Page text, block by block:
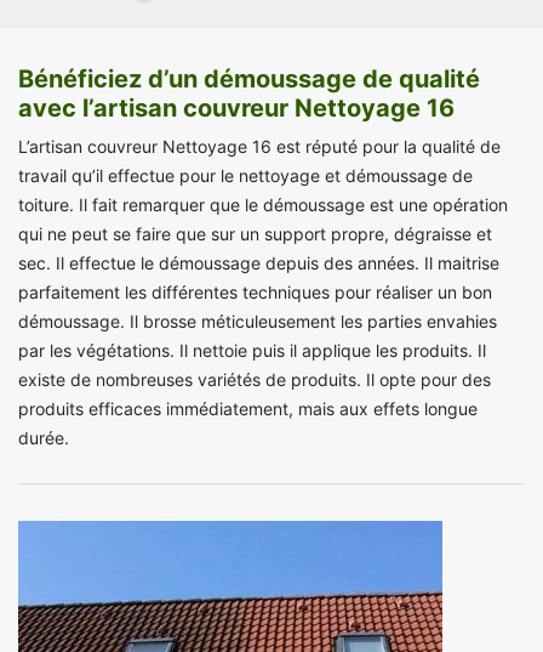
Bénéficiez d’un démoussage de qualité
avec l’artisan couvreur Nettoyage 16
L’artisan couvreur Nettoyage 16 est réputé pour la qualité de
travail qu’il effectue pour le nettoyage et démoussage de
toiture. Il fait remarquer que le démoussage est une opération
qui ne peut se faire que sur un support propre, dégraisse et
sec. Il effectue le démoussage depuis des années. Il maitrise
parfaitement les différentes techniques pour réaliser un bon
démoussage. Il brosse méticuleusement les parties envahies
par les végétations. Il nettoie puis il applique les produits. Il
existe de nombreuses variétés de produits. Il opte pour des
produits efficaces immédiatement, mais aux effets longue
durée.